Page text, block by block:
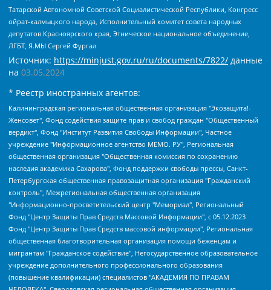
Татарской Автономной Советской Социалистической Республики, Конгресс
ойрат-калмыцкого народа, Исполнительный комитет совета народных
депутатов Красноярского края, Этническое национальное объединение,
ЛГБТ, Я.МЫ Сергей Фургал
Источник: https://minjust.gov.ru/ru/documents/7822/ данные
на 03.05.2024
* Реестр иностранных агентов:
Калининградская региональная общественная организация "Экозащита!-Женсовет", Фонд содействия защите прав и свобод граждан "Общественный вердикт", Фонд "Институт Развития Свободы Информации", Частное учреждение "Информационное агентство МЕМО. РУ", Региональная общественная организация "Общественная комиссия по сохранению наследия академика Сахарова", Фонд поддержки свободы прессы, Санкт-Петербургская общественная правозащитная организация "Гражданский контроль", Межрегиональная общественная организация "Информационно-просветительский центр "Мемориал", Региональный Фонд "Центр Защиты Прав Средств Массовой Информации", с 05.12.2023 Фонд "Центр Защиты Прав Средств массовой информации", Региональная общественная благотворительная организация помощи беженцам и мигрантам "Гражданское содействие", Негосударственное образовательное учреждение дополнительного профессионального образования (повышение квалификации) специалистов "АКАДЕМИЯ ПО ПРАВАМ ЧЕЛОВЕКА", Свердловская региональная общественная организация "Сутяжник", Автономная некоммерческая организация "Центр независимых социологических исследований", Союз общественных объединений "Российский исследовательский центр по правам человека", Региональное общественное учреждение научно-информационный центр "МЕМОРИАЛ", Некоммерческая организация "Фонд защиты гласности", Автономная некоммерческая организация "Институт прав человека", Городская общественная организация "Екатеринбургское общество "МЕМОРИАЛ", Городская общественная организация "Рязанское историко-просветительское и правозащитное общество "Мемориал" (Рязанский Мемориал), Челябинский региональный орган общественной самодеятельности – женское общественное объединение "Женщины Евразии", Челябинский региональный орган общественной самодеятельности "Уральская правозащитная группа", Фонд содействия защите здоровья и социальной справедливости имени Андрея Рылькова, Автономная Некоммерческая Организация "Аналитический Центр Юрия Левады", Автономная некоммерческая организация социальной поддержки населения "Проект Апрель", Региональная общественная организация помощи женщинам и детям, находящимся в кризисной ситуации "Информационно-методический центр "Анна", Фонд содействия развитию массовых коммуникаций и правовому просвещению "Так-так-Так", Фонд содействия устойчивому развитию "Серебряная тайга", Свердловский региональный общественный фонд социальных проектов "Новое время", "Idel.Реалии", Кавказ.Реалии, Крым.Реалии, Телеканал Настоящее Время, Татаро-башкирская служба Радио Свобода (Azatliq Radiosi), Радио Свободная Европа/Радио Свобода (PCE/PC), "Сибирь.Реалии", "Фактограф", Благотворительный фонд помощи осужденным и их семьям, Автономная некоммерческая организация "Институт глобализации и социальных движений", Фонд "В защиту прав заключенных", Частное учреждение "Центр поддержки и содействия развитию средств массовой информации", Пензенский региональный общественный благотворительный фонд "Гражданский союз", "Север.Реалии", Некоммерческая организация Фонд "Правовая инициатива", Общество с ограниченной ответственностью "Радио Свободная Европа/Радио Свобода", Чешское информационное агентство "MEDIUM-ORIENT", Красноярская региональная общественная организация "Мы против СПИДа", Камалягин Денис Николаевич, Маркелов Сергей Евгеньевич, Пономарев Лев Александрович, Савицкая Людмила Алексеевна, Автономная некоммерческая организация "Центр по работе с проблемой насилия "НАСИЛИЮ.НЕТ", Межрегиональный профессиональный союз работников здравоохранения "Альянс врачей", Юридическое лицо, зарегистрированное в Латвийской Республике, SIA "Medusa Project" (регистрационный номер 40103797863, дата регистрации 10.06.2014), Некоммерческая организация "Фонд по борьбе с коррупцией", Автономная некоммерческая организация "Институт права и публичной политики", Баданин Роман Сергеевич, Гликин Максим Александрович, Железнова Мария Михайловна, Лукьянова Юлия Сергеевна, Маетная Елизавета Витальевна, Маняхин Петр Борисович, Чуракова Ольга Владимировна, Ярош Юлия Петровна, Юридическое лицо "The Insider SIA", зарегистрированное в Риге, Латвийская Республика (дата регистрации 26.06.2015), являющееся администратором доменного имени интернет-издания "The Insider SIA", https://theins.ru, Постернак Алексей Евгеньевич, Рубин Михаил Аркадьевич, Анин Роман Александрович, Юридическое лицо Istories fonds, зарегистрированное в Латвийской Республике (регистрационный номер 50008295751, дата регистрации 24.02.2020), Великовский Дмитрий Александрович, Долинина Ирина Николаевна, Мароховская Алеся Алексеевна, Шлейнов Роман Юрьевич, Шмагун Олеся Валентиновна, Общество с ограниченной ответственностью "Альтаир 2021", Общество с ограниченной ответственностью "Вега 2021", Общество с ограниченной ответственностью "Главный редактор 2021", Общество с ограниченной ответственностью "Ромашки монолит", Важенков Артем Валерьевич, Ивановская областная общественная организация "Центр гендерных исследований", Гурман Юрий Альбертович, Медиапроект "ОВД-Инфо", Егоров Владимир Владимирович, Жилинский Владимир Александрович, Общество с ограниченной ответственностью "ЗП", Иванова София Юрьевна, Карезина Инна Павловна, Кильтау Екатерина Викторовна, Петров Алексей Викторович, Пискунов Сергей Евгеньевич, Смирнов Сергей Сергеевич, Тихонов Михаил Сергеевич, Общество с ограниченной ответственностью "ЖУРНАЛИСТ-ИНОСТРАННЫЙ АГЕНТ", Арапова Галина Юрьевна, Вольтская Татьяна Анатольевна, Американская компания "Mason G.E.S. Anonymous Foundation" (США), являющаяся владельцем интернет-издания https://mnews.world/, Компания "Stichting Bellingcat", зарегистрированная в Нидерландах (дата регистрации 11.07.2018), Захаров Андрей Вячеславович, Клепиковская Екатерина Дмитриевна, Общество с ограниченной ответственностью "МЕМО", Перл Роман Александрович, Симонов Евгений Алексеевич, Соловьева Елена Анатольевна, Сотников Даниил Владимирович, Сурначева Елизавета Дмитриевна, Автономная некоммерческая организация по защите прав человека и информированию населения "Якутия – Наше Мнение", Общество с ограниченной ответственностью "Москоу диджитал медиа", с 26.01.2023 Общество с ограниченной ответственностью "Чайка Белые сады", Ветошкина Валерия Валерьевна, Заговора Максим Александрович, Межрегиональное общественное движение "Российская ЛГБТ - сеть", Оленичев Максим Владимирович, Павлов Иван Юрьевич, Скворцова Елена Сергеевна, Общество с ограниченной ответственностью "Как бы инагент", Кочетков Игорь Викторович, Общество с ограниченной ответственностью "Честные выборы", Еланчик Олег Александрович, Общество с ограниченной ответственностью "Нобелевский призыв", Гималова Регина Эмилевна, Григорьев Андрей Валерьевич, Григорьева Алина Александровна, Ассоциация по содействию защите прав призывников, альтернативнослужащих и военнослужащих "Правозащитная группа "Гражданин.Армия.Право", Хисамова Регина Фаритовна, Автономная некоммерческая организация по реализации социально-правовых программ "Лилит", Дальневосточное общественное движение "Маяк", Санкт-Петербургская ЛГБТ-инициативная группа "Выход", Инициативная группа ЛГБТ+ "Реверс", Алексеев Андрей Викторович, Бекбулатова Таисия Львовна, Беляев Иван Михайлович, Владыкина Елена Сергеевна, Гельман Марат Александрович, Никульшина Вероника Юрьевна, Толоконникова Надежда Андреевна, Шендерович Виктор Анатольевич, Общество с ограниченной ответственностью "Данное сообщение", Общество с ограниченной ответственностью Издательский дом "Новая глава", Айнбиндер Александра Александровна, Московский комьюнити-центр для ЛГБТ+инициатив, Благотворительный фонд развития филантропии, Deutsche Welle (Германия, Kurt-Schumacher-Strasse 3, 53113 Bonn), Борзунова Мария Михайловна, Воробьев Виктор Викторович, Голубева Анна Львовна, Константинова Алла Михайловна, Малкова Ирина Владимировна, Мурадов Мурад Абдулгалимович, Осетинская Елизавета Николаевна, Понасенков Евгений Николаевич, Ганапольский Матвей Юрьевич, Киселев Евгений Алексеевич, Борухович Ирина Григорьевна, Дремин Иван Тимофеевич, Дубровский Дмитрий Викторович, Красноярская региональная общественная организация поддержки и развития альтернативных образовательных технологий и межкультурных коммуникаций "ИНТЕРРА", Маяковская Екатерина Алексеевна, Фейгин Марк Захарович, Филимонов Андрей Викторович, Дзугкоева Регина Николаевна, Доброхотов Роман Александрович, Дудь Юрий Александрович, Елкин Сергей Владимирович, Кругликов Кирилл Игоревич, Сабунаева Мария Леонидовна, Семенов Алексей Владимирович, Шаинян Карен Багратович, Шульман Екатерина Михайловна, Асафьев Артур Валерьевич, Вахштайн Виктор Семенович, Венедиктов Алексей Алексеевич, Лушникова Екатерина Евгеньевна, Волков Леонид Михайлович, Невзоров Александр Глебович, Пархоменко Сергей Борисович, Сироткин Ярослав Николаевич, Кара-Мурза Владимир Владимирович, Баранова Наталья Владимировна, Гозман Леонид Яковлевич, Кагарлицкий Борис Юльевич, Климарев Михаил Валерьевич, Милов Владимир Станиславович, Автономная некоммерческая организация Краснодарский центр современного искусства "Типография", Моргенштерн Алишер Тагирович, Соболь Любовь Эдуардовна, Общество с ограниченной ответственностью "ЛИЗА НОРМ", Каспаров Гарри Кимович, Ходорковский Михаил Борисович, Общество с ограниченной ответственностью "Апрельские тезисы", Данилович Ирина Брониславовна, Кашин Олег Владимирович, Петров Николай Владимирович, Пивоваров Алексей Владимирович, Соколов Михаил Владимирович, Цветкова Юлия Владимировна, Чичваркин Евгений Александрович, Комитет против пыток/Команда против пыток, Общество с ограниченной ответственностью "Первый научный", Общество с ограниченной ответственностью "Вертолет и ко", Белоцерковская Вероника Борисовна, Кац Максим Евгеньевич, Лазарева Татьяна Юрьевна, Шаведдинов Руслан Табризович, Яшин Илья Валерьевич, Общество с ограниченной ответственностью "Иноагент ААВ", Алешковский Дмитрий Петрович, Альбац Евгения Марковна, Быков Дмитрий Львович, Галямина Юлия Евгеньевна, Лойко Сергей Леонидович, Мартынов Кирилл Константинович, Медведев Сергей Александрович, Крашенинников Федор Геннадиевич, Гордеева Катерина Вл